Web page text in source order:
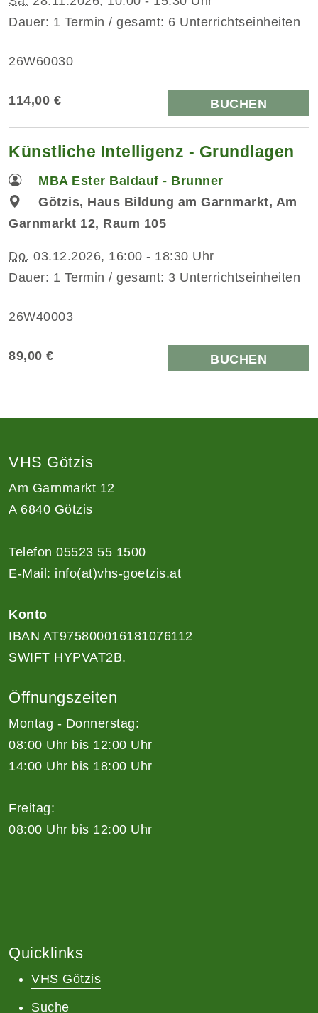
Dauer: 1 Termin / gesamt: 6 Unterrichtseinheiten
26W60030
114,00 € BUCHEN
Künstliche Intelligenz - Grundlagen
MBA Ester Baldauf - Brunner
Götzis, Haus Bildung am Garnmarkt, Am
Garnmarkt 12, Raum 105
Do. 03.12.2026, 16:00 - 18:30 Uhr
Dauer: 1 Termin / gesamt: 3 Unterrichtseinheiten
26W40003
89,00 € BUCHEN
VHS Götzis
Am Garnmarkt 12
A 6840 Götzis
Telefon 05523 55 1500
E-Mail: info(at)vhs-goetzis.at
Konto
IBAN AT975800016181076112
SWIFT HYPVAT2B.
Öffnungszeiten
Montag - Donnerstag:
08:00 Uhr bis 12:00 Uhr
14:00 Uhr bis 18:00 Uhr
Freitag:
08:00 Uhr bis 12:00 Uhr
Quicklinks
VHS Götzis
Suche